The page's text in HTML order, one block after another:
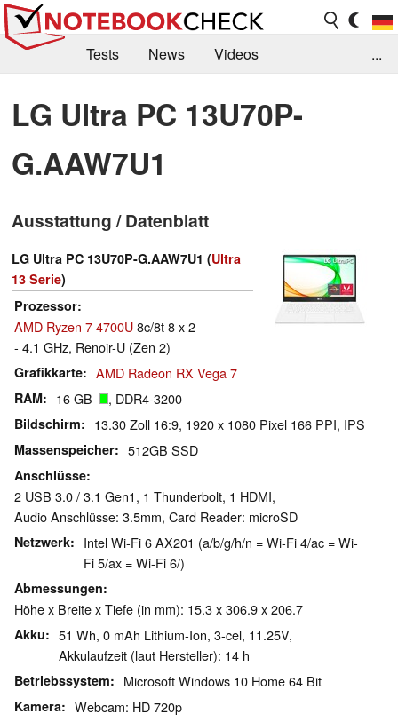
Tests News
Videos
Kaufberatung
Deals Suche
Jobs
Forum
...
LG Ultra PC 13U70P-
G.AAW7U1
Ausstattung / Datenblatt
LG Ultra PC 13U70P-G.AAW7U1 (Ultra
13 Serie)
Prozessor
AMD Ryzen 7 4700U8c/8t 8 x 2
- 4.1 GHz, Renoir-U (Zen 2)
Grafikkarte AMD Radeon RX Vega 7
RAM 16 GB , DDR4-3200
Bildschirm 13.30 Zoll 16:9, 1920 x 1080 Pixel 166 PPI, IPS
Massenspeicher 512GB SSD
Anschlüsse
2 USB 3.0 / 3.1 Gen1, 1 Thunderbolt, 1 HDMI,
Audio Anschlüsse: 3.5mm, Card Reader: microSD
Netzwerk
Intel Wi-Fi 6 AX201 (a/b/g/h/n = Wi-Fi 4/ac = Wi-
Fi 5/ax = Wi-Fi 6/)
Abmessungen
Höhe x Breite x Tiefe (in mm): 15.3 x 306.9 x 206.7
Akku
51 Wh, 0 mAh Lithium-Ion, 3-cel, 11.25V,
Akkulaufzeit (laut Hersteller): 14 h
Betriebssystem Microsoft Windows 10 Home 64 Bit
Kamera Webcam: HD 720p